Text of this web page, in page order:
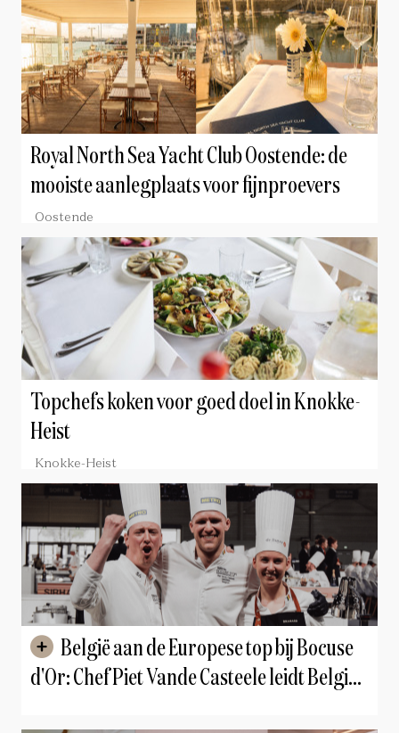
Royal North Sea Yacht Club Oostende: de
mooiste aanlegplaats voor fijnproevers
Oostende
Topchefs koken voor goed doel in Knokke-
Heist
Knokke-Heist
d'Or: Chef Piet Vande Casteele leidt België